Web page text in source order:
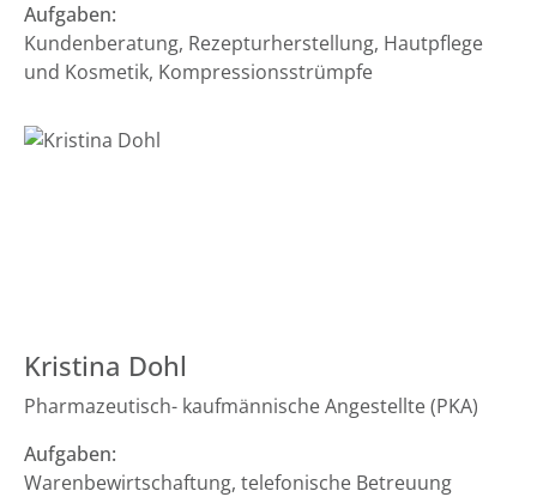
Aufgaben:
Kundenberatung, Rezepturherstellung, Hautpflege
und Kosmetik, Kompressionsstrümpfe
Kristina Dohl
Pharmazeutisch- kaufmännische Angestellte (PKA)
Aufgaben:
Warenbewirtschaftung, telefonische Betreuung